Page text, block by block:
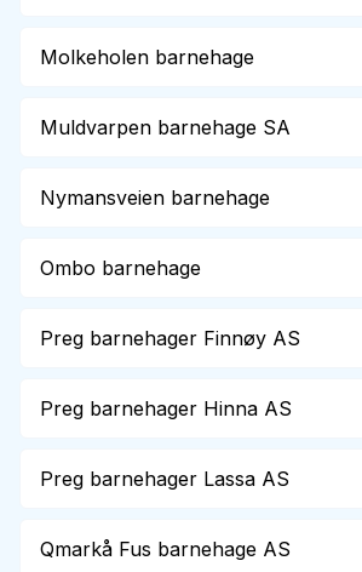
Molkeholen barnehage
Muldvarpen barnehage SA
Nymansveien barnehage
Ombo barnehage
Preg barnehager Finnøy AS
Preg barnehager Hinna AS
Preg barnehager Lassa AS
Qmarkå Fus barnehage AS